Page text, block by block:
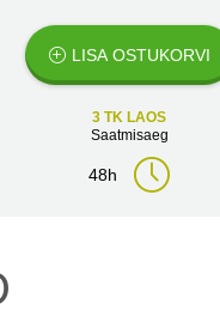
LISA OSTUKORVI
3 TK LAOS
Saatmisaeg
48h